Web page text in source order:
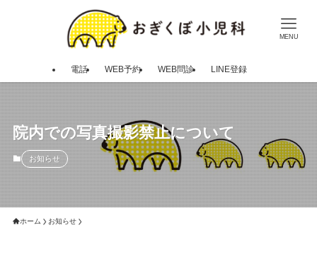
MENU
電話 WEB予約 WEB問診 LINE登録
院内での写真撮影禁止について
お知らせ
ホーム お知らせ